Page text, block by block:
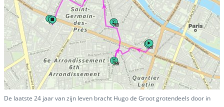
De laatste 24 jaar van zijn leven bracht Hugo de Groot grotendeels door in